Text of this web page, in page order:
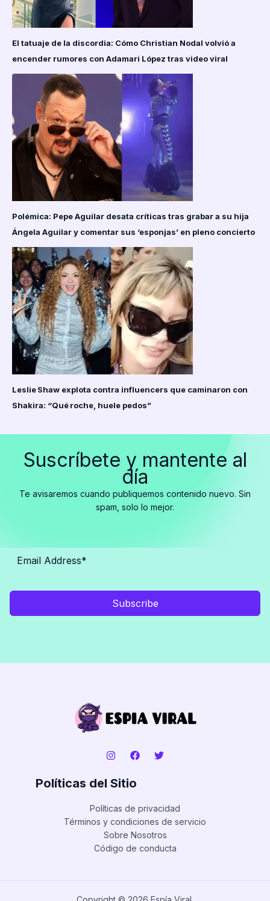
El tatuaje de la discordia: Cómo Christian Nodal volvió a
encender rumores con Adamari López tras video viral
Polémica: Pepe Aguilar desata críticas tras grabar a su hija
Ángela Aguilar y comentar sus ‘esponjas’ en pleno concierto
Leslie Shaw explota contra influencers que caminaron con
Shakira: “Qué roche, huele pedos”
Suscríbete y mantente al
día
Te avisaremos cuando publiquemos contenido nuevo. Sin
spam, solo lo mejor.
Subscribe
Políticas del Sitio
Políticas de privacidad
Términos y condiciones de servicio
Sobre Nosotros
Código de conducta